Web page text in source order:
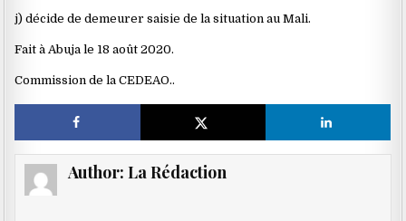
j) décide de demeurer saisie de la situation au Mali.
Fait à Abuja le 18 août 2020.
Commission de la CEDEAO..
Author: La Rédaction